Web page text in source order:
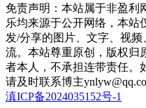
免责声明：本站属于非盈利
乐均来源于公开网络，本站
发/分享的图片、文字、视
流。本站尊重原创，版权归
者本人，不承担连带责任。
请及时联系博主
滇ICP备2024035152号-1